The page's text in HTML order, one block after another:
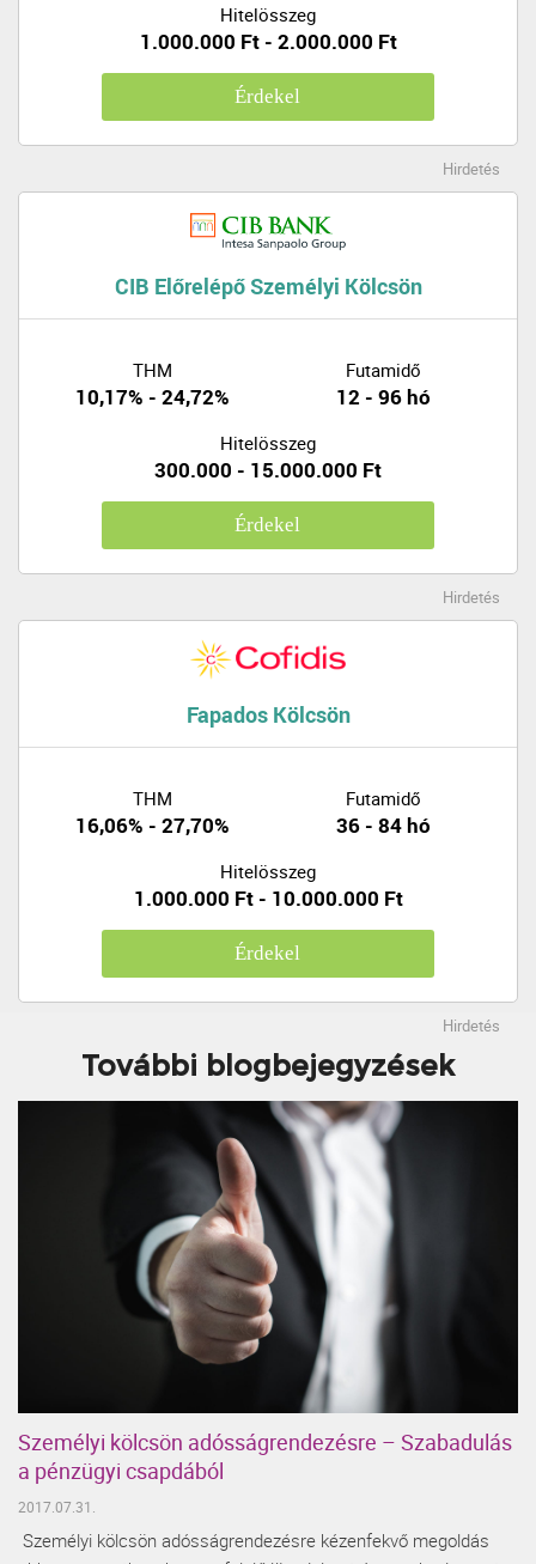
Hitelösszeg
1.000.000 Ft - 2.000.000 Ft
Érdekel
Hirdetés
CIB Előrelépő Személyi Kölcsön
THM
10,17% - 24,72%
Futamidő
12 - 96 hó
Hitelösszeg
300.000 - 15.000.000 Ft
Érdekel
Hirdetés
Fapados Kölcsön
THM
16,06% - 27,70%
Futamidő
36 - 84 hó
Hitelösszeg
1.000.000 Ft - 10.000.000 Ft
Érdekel
Hirdetés
További blogbejegyzések
Személyi kölcsön adósságrendezésre – Szabadulás
a pénzügyi csapdából
2017.07.31.
Személyi kölcsön adósságrendezésre kézenfekvő megoldás